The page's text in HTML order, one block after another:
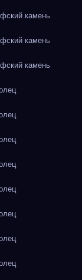
камень
камень
камень